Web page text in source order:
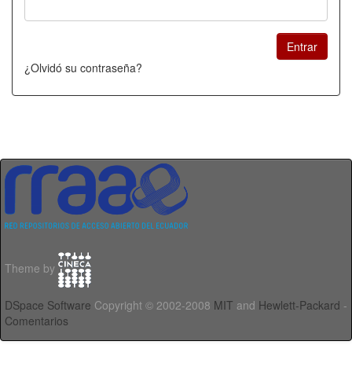
¿Olvidó su contraseña?
Theme by
DSpace Software Copyright © 2002-2008 MIT and Hewlett-Packard -
Comentarios